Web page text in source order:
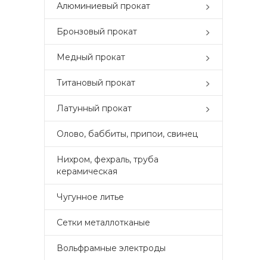
Алюминиевый прокат
Бронзовый прокат
Медный прокат
Титановый прокат
Латунный прокат
Олово, баббиты, припои, свинец
Нихром, фехраль, труба
керамическая
Чугунное литье
Сетки металлотканые
Вольфрамные электроды